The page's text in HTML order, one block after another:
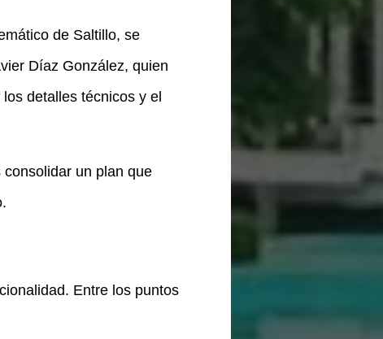
de Saltillo, se
Díaz González, quien
detalles técnicos y el
un plan que
Entre los puntos